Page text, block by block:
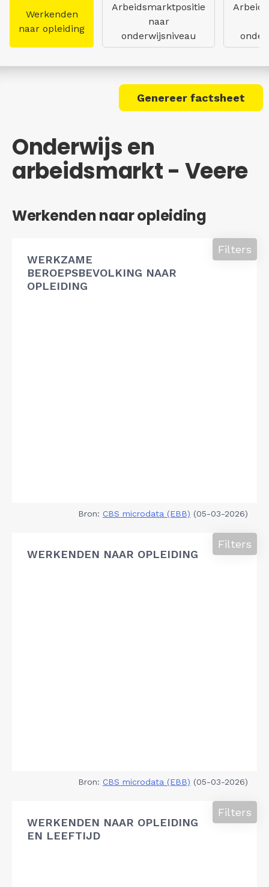
Werkenden
naar opleiding
Arbeidsmarktpositie
naar
onderwijsniveau
Genereer factsheet
Onderwijs en
arbeidsmarkt - Veere
Werkenden naar opleiding
WERKZAME
BEROEPSBEVOLKING NAAR
OPLEIDING
Filters
Bron: CBS microdata (EBB) (05-03-2026)
WERKENDEN NAAR OPLEIDING
Filters
Bron: CBS microdata (EBB) (05-03-2026)
WERKENDEN NAAR OPLEIDING
EN LEEFTIJD
Filters